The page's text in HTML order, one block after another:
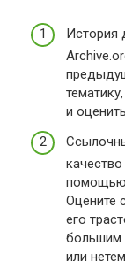
История
и
помощью
Оцените
его
большим
или